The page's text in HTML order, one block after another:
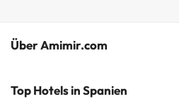
Über Amimir.com
Unser Team
Top Hotels in Spanien